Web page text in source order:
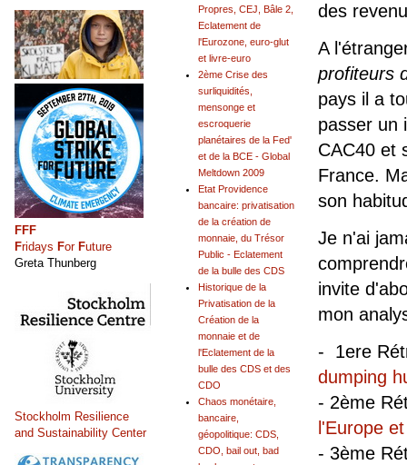
des
A
profiteurs
pays il a
passer un
CAC40 et
France.
son
Je n'ai
invite
mon
- 1ere
dumping
- 2ème
l'Europe
- 3ème
Propres, CEJ, Bâle 2,
Eclatement de
l'Eurozone, euro-glut
et livre-euro
2ème Crise des
surliquidités,
mensonge et
escroquerie
planétaires de la Fed'
et de la BCE - Global
Meltdown 2009
Etat Providence
bancaire: privatisation
de la création de
monnaie, du Trésor
Public - Eclatement
de la bulle des CDS
Historique de la
Privatisation de la
Création de la
monnaie et de
l'Eclatement de la
bulle des CDS et des
CDO
Chaos monétaire,
bancaire,
géopolitique: CDS,
CDO, bail out, bad
FFF
Fridays For Future
Greta Thunberg
Stockholm Resilience
and Sustainability Center